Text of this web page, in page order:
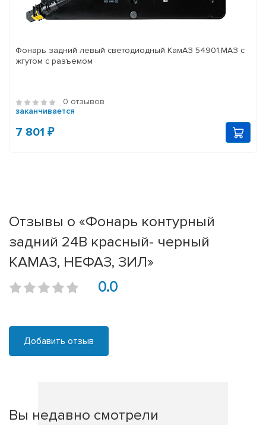
Фонарь задний левый светодиодный КамАЗ 54901,МАЗ с
жгутом с разъемом
0 отзывов
заканчивается
7 801 ₽
Отзывы о «Фонарь контурный
задний 24В красный- черный
КАМАЗ, НЕФАЗ, ЗИЛ»
0.0
Добавить отзыв
Вы недавно смотрели